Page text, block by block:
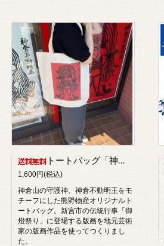
トートバッグ「神倉不動明王」
1,600円(税込)
神倉山の守護神、神倉不動明王をモ
チーフにした熊野物産オリジナルト
ートバッグ。新宮市の伝統行事「御
燈祭り」に登場する版画を地元芸術
家の版画作品を使ってつくりまし
た。